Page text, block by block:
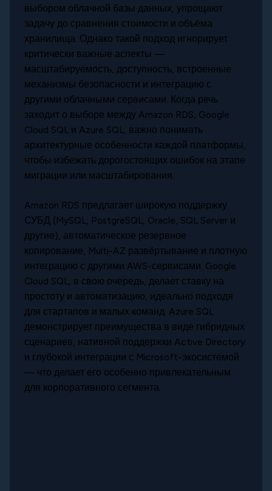
выбором облачной базы данных, упрощают
задачу до сравнения стоимости и объёма
хранилища. Однако такой подход игнорирует
критически важные аспекты —
масштабируемость, доступность, встроенные
механизмы безопасности и интеграцию с
другими облачными сервисами. Когда речь
заходит о выборе между Amazon RDS, Google
Cloud SQL и Azure SQL, важно понимать
архитектурные особенности каждой платформы,
чтобы избежать дорогостоящих ошибок на этапе
миграции или масштабирования.
Amazon RDS предлагает широкую поддержку
СУБД (MySQL, PostgreSQL, Oracle, SQL Server и
другие), автоматическое резервное
копирование, Multi-AZ развёртывание и плотную
интеграцию с другими AWS-сервисами. Google
Cloud SQL, в свою очередь, делает ставку на
простоту и автоматизацию, идеально подходя
для стартапов и малых команд. Azure SQL
демонстрирует преимущества в виде гибридных
сценариев, нативной поддержки Active Directory
и глубокой интеграции с Microsoft-экосистемой
— что делает его особенно привлекательным
для корпоративного сегмента.